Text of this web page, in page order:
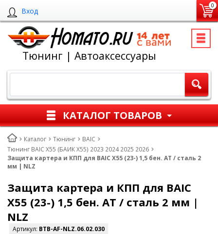
Вход
0
Тюнинг | Автоаксессуары
КАТАЛОГ ТОВАРОВ
Каталог Тюнинг
BAIC
Тюнинг BAIC X55 (БАИК Х55) 2023 2024 2025 2026
Защита картера и КПП для BAIC X55 (23-) 1,5 бен. AT / сталь 2
мм | NLZ
Защита картера и КПП для BAIC
X55 (23-) 1,5 бен. AT / сталь 2 мм |
NLZ
Артикул: BTB-AF-NLZ.06.02.030